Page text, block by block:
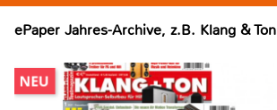
ePaper Jahres-Archive, z.B. Klang & Ton